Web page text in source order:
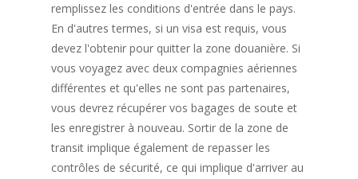
remplissez les conditions d'entrée dans le pays.
En d'autres termes, si un visa est requis, vous
devez l'obtenir pour quitter la zone douanière. Si
vous voyagez avec deux compagnies aériennes
différentes et qu'elles ne sont pas partenaires,
vous devrez récupérer vos bagages de soute et
les enregistrer à nouveau. Sortir de la zone de
transit implique également de repasser les
contrôles de sécurité, ce qui implique d'arriver au